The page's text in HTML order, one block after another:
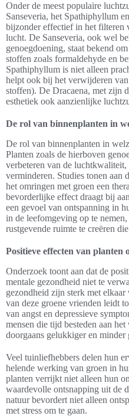
Onder de meest populaire
Sanseveria, het Spathiphyllum
bijzonder effectief in het filteren
lucht. De Sanseveria, ook wel
genoegdoening, staat bekend
stoffen zoals formaldehyde en
Spathiphyllum is niet alleen
helpt ook bij het verwijderen
stoffen). De Dracaena, met zijn
esthetiek ook aanzienlijke
De rol van binnenplanten in
De rol van binnenplanten in
Planten zoals de hierboven
verbeteren van de luchtkwaliteit,
verminderen. Studies tonen aan
het omringen met groen een
bevorderlijke effect draagt bij
een gevoel van ontspanning in
in de leefomgeving op te
rustgevende ruimte te creëren
Positieve effecten van planten
Onderzoek toont aan dat de
mentale gezondheid niet te
gezondheid zijn sterk met
van deze groene vrienden leidt
van angst en depressieve
mensen die tijd besteden aan
doorgaans gelukkiger en minder
Veel tuinliefhebbers delen hun
helende werking van groen in
planten verrijkt niet alleen hun
waardevolle ontsnapping uit de
natuur bevordert niet alleen
met stress om te gaan.